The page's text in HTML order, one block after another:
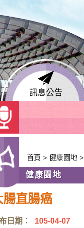
訊息公告
首頁 > 健康園地>
健康園地
腸直腸癌
日期： 105-04-07